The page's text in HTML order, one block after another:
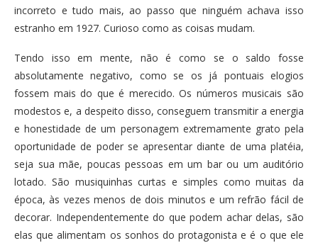
incorreto e tudo mais, ao passo que ninguém achava isso
estranho em 1927. Curioso como as coisas mudam.
Tendo isso em mente, não é como se o saldo fosse
absolutamente negativo, como se os já pontuais elogios
fossem mais do que é merecido. Os números musicais são
modestos e, a despeito disso, conseguem transmitir a energia
e honestidade de um personagem extremamente grato pela
oportunidade de poder se apresentar diante de uma platéia,
seja sua mãe, poucas pessoas em um bar ou um auditório
lotado. São musiquinhas curtas e simples como muitas da
época, às vezes menos de dois minutos e um refrão fácil de
decorar. Independentemente do que podem achar delas, são
elas que alimentam os sonhos do protagonista e é o que ele